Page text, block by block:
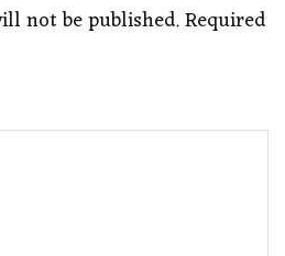
not be published.Required